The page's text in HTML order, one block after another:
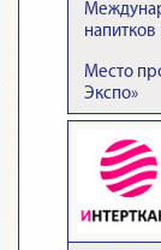
Место
Экспо»